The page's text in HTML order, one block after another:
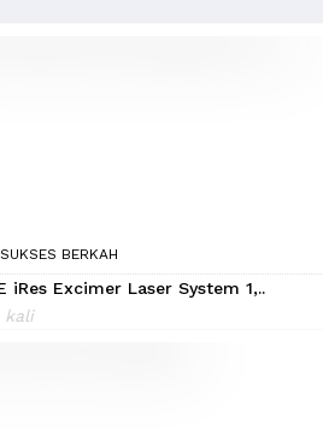
BERKAH
iRes Excimer Laser System 1,..
kali